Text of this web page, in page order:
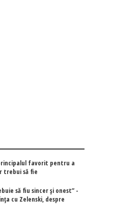
favorit pentru a
trebui să fie
să fiu sincer și onest” -
cu Zelenski, despre